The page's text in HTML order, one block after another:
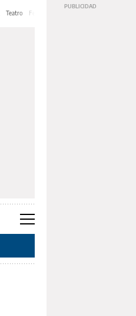
Teatro Feria de Editores